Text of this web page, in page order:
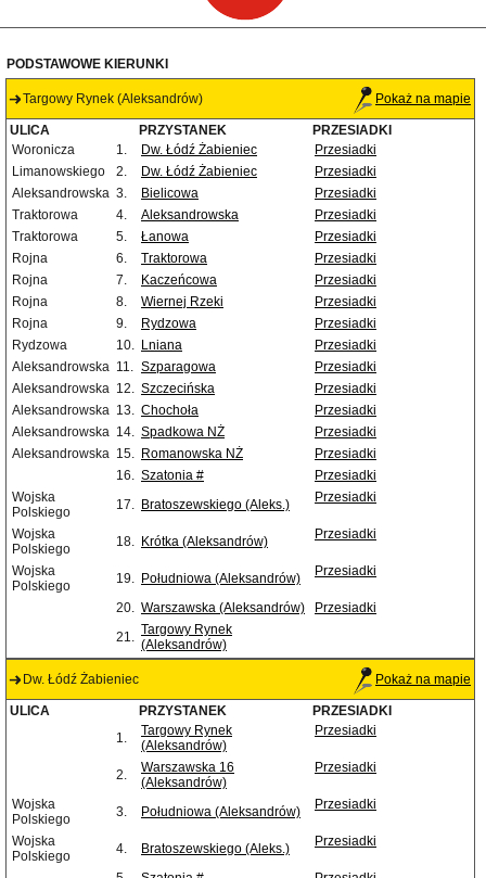
PODSTAWOWE KIERUNKI
Targowy Rynek (Aleksandrów) Pokaż na mapie
ULICA PRZYSTANEK
PRZESIADKI
Woronicza
1. Dw. Łódź Żabieniec
Przesiadki
Limanowskiego
2. Dw. Łódź Żabieniec
Przesiadki
Aleksandrowska 3. Bielicowa
Przesiadki
Traktorowa
4. Aleksandrowska
Przesiadki
Traktorowa
5. Łanowa
Przesiadki
Rojna
6. Traktorowa
Przesiadki
Rojna
7. Kaczeńcowa
Przesiadki
Rojna
8. Wiernej Rzeki
Przesiadki
Rojna
9. Rydzowa
Przesiadki
Rydzowa
10. Lniana
Przesiadki
Aleksandrowska 11. Szparagowa
Przesiadki
Aleksandrowska 12. Szczecińska
Przesiadki
Aleksandrowska 13. Chochoła
Przesiadki
Aleksandrowska 14. Spadkowa NŻ
Przesiadki
Aleksandrowska 15. Romanowska NŻ
Przesiadki
16. Szatonia #
Przesiadki
Wojska
Polskiego
17. Bratoszewskiego (Aleks.) Przesiadki
Wojska
Polskiego
18. Krótka (Aleksandrów) Przesiadki
Wojska
Polskiego
19. Południowa (Aleksandrów) Przesiadki
20. Warszawska (Aleksandrów)
Przesiadki
21. Targowy Rynek
(Aleksandrów)
Dw. Łódź Żabieniec Pokaż na mapie
ULICA PRZYSTANEK
PRZESIADKI
1.
Targowy Rynek
(Aleksandrów)
Przesiadki
2.
Warszawska 16
(Aleksandrów)
Przesiadki
Wojska
Polskiego
3. Południowa (Aleksandrów) Przesiadki
Wojska
Polskiego
4. Bratoszewskiego (Aleks.) Przesiadki